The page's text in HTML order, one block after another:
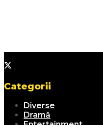
Categorii
Diverse
Dramă